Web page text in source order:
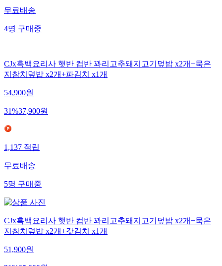
무료배송
4명구매중
CJx흑백요리사 햇반 컵반 꽈리고추돼지고기덮밥 x2개+묵은
지참치덮밥 x2개+파김치 x1개
54,900원
31%37,900원
1,137적립
무료배송
5명구매중
CJx흑백요리사 햇반 컵반 꽈리고추돼지고기덮밥 x2개+묵은
지참치덮밥 x2개+갓김치 x1개
51,900원